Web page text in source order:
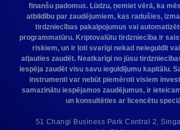
finanšu padomus. Lūdzu, ņemiet vērā, ka
atbildību par zaudējumiem, kas radušies,
tirdzniecības pakalpojumus vai
programmatūru. Kriptovalūtu tirdzniecība ir
riskiem, un ir ļoti svarīgi nekad neieguldīt
atļauties zaudēt. Neatkarīgi no jūsu
iespēja zaudēt visu savu ieguldījumu kapitālu.
instrumenti var nebūt piemēroti visiem
samazinātu iespējamos zaudējumus, ir
un konsultēties ar licencētu
51 Changi Business Park Central 2,